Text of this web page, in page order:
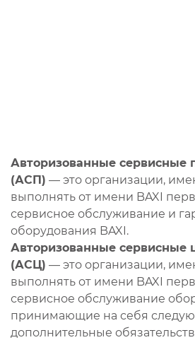
Авторизованные сервисные
(АСП) — это организации,
выполнять от имени BAXI
сервисное обслуживание и
оборудования BAXI.
Авторизованные сервисные
(АСЦ) — это организации,
выполнять от имени BAXI
сервисное обслуживание
принимающие на себя
дополнительные